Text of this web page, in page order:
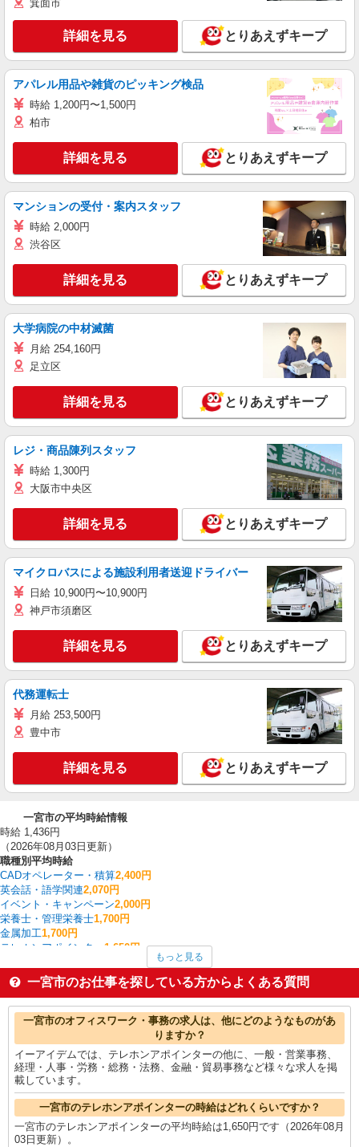
箕面市
詳細を見る とりあえずキープ
アパレル用品や雑貨のピッキング検品
時給 1,200円〜1,500円
柏市
詳細を見る とりあえずキープ
マンションの受付・案内スタッフ
時給 2,000円
渋谷区
詳細を見る とりあえずキープ
大学病院の中材滅菌
月給 254,160円
足立区
詳細を見る とりあえずキープ
レジ・商品陳列スタッフ
時給 1,300円
大阪市中央区
詳細を見る とりあえずキープ
マイクロバスによる施設利用者送迎ドライバー
日給 10,900円〜10,900円
神戸市須磨区
詳細を見る とりあえずキープ
代務運転士
月給 253,500円
豊中市
詳細を見る とりあえずキープ
一宮市の平均時給情報
時給 1,436円
（2026年08月03日更新）
職種別平均時給
CADオペレーター・積算2,400円
英会話・語学関連2,070円
イベント・キャンペーン2,000円
栄養士・管理栄養士1,700円
金属加工1,700円
テレホンアポインター 1,650円
1,600円
看護師・保健師・看護助手・助産師1,571円
家電・携帯販売 1,508円
搬入・搬出・設営1,500円
一宮市の他の職種の平均時給を見る
もっと見る
一宮市のお仕事を探している方からよくある質問
一宮市のオフィスワーク・事務の求人は、他にどのようなものがあ
りますか？
イーアイデムでは、テレホンアポインターの他に、一般・営業事務、
経理・人事・労務・総務・法務、金融・貿易事務など様々な求人を掲
載しています。
一宮市のテレホンアポインターの時給はどれくらいですか？
一宮市のテレホンアポインターの平均時給は1,650円です（2026年08月
03日更新）。